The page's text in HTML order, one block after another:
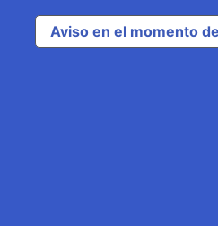
Aviso en el momento